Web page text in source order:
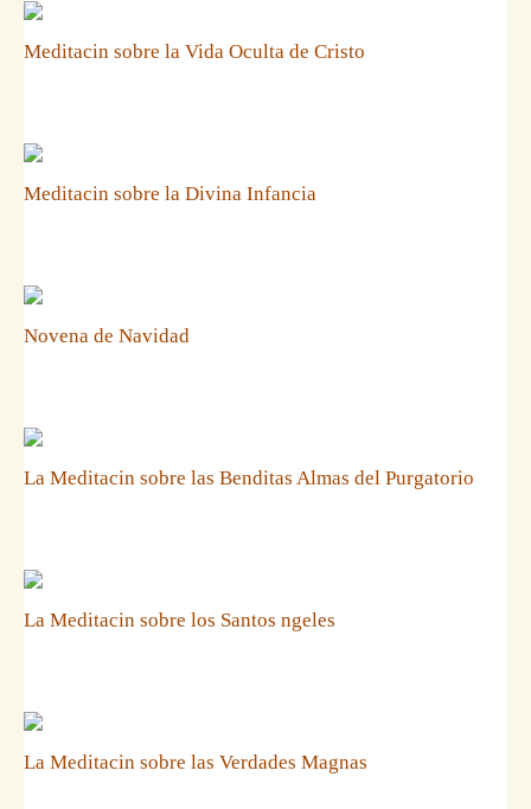
Meditacin sobre la Vida Oculta de Cristo
Meditacin sobre la Divina Infancia
Novena de Navidad
La Meditacin sobre las Benditas Almas del Purgatorio
La Meditacin sobre los Santos ngeles
La Meditacin sobre las Verdades Magnas